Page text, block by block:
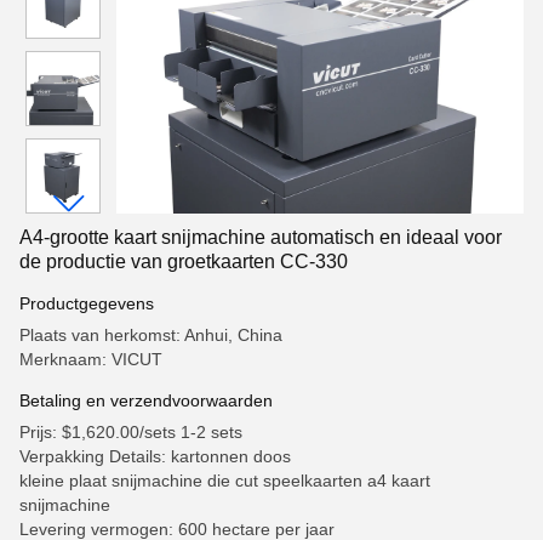
A4-grootte kaart snijmachine automatisch en ideaal voor
de productie van groetkaarten CC-330
Productgegevens
Plaats van herkomst: Anhui, China
Merknaam: VICUT
Betaling en verzendvoorwaarden
Prijs: $1,620.00/sets 1-2 sets
Verpakking Details: kartonnen doos
kleine plaat snijmachine die cut speelkaarten a4 kaart
snijmachine
Levering vermogen: 600 hectare per jaar